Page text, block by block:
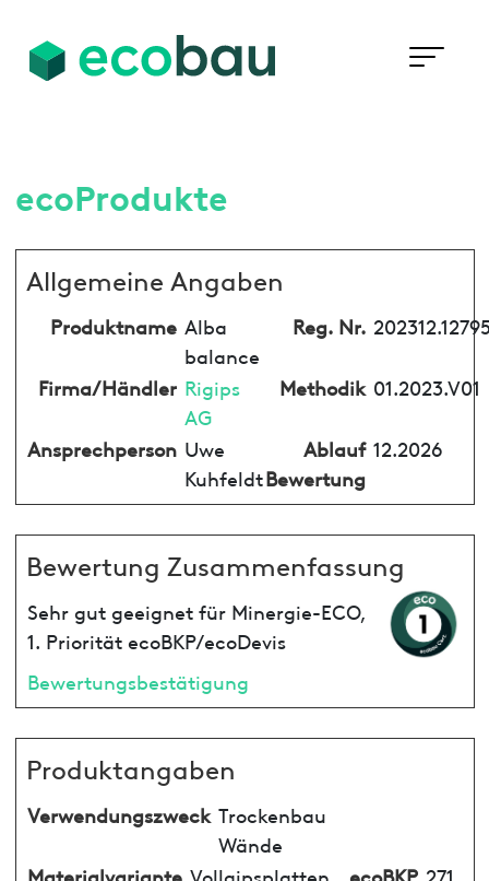
ecoProdukte
Allgemeine Angaben
Produktname Alba
balance
Reg. Nr.
Firma/Händler Rigips
AG
Methodik 01.2023.V01
Ansprechperson Uwe
Kuhfeldt
Ablauf
Bewertung
12.2026
Bewertung Zusammenfassung
Sehr gut geeignet für Minergie-ECO,
1. Priorität ecoBKP/ecoDevis
Bewertungsbestätigung
Produktangaben
Verwendungszweck Trockenbau
Wände
Materialvariante Vollgipsplatten ecoBKP 271